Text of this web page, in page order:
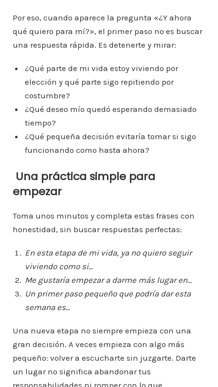
Por eso, cuando aparece la pregunta «¿Y ahora
qué quiero para mí?», el primer paso no es buscar
una respuesta rápida. Es detenerte y mirar:
¿Qué parte de mi vida estoy viviendo por
elección y qué parte sigo repitiendo por
costumbre?
¿Qué deseo mío quedó esperando demasiado
tiempo?
¿Qué pequeña decisión evitaría tomar si sigo
funcionando como hasta ahora?
Una práctica simple para
empezar
Toma unos minutos y completa estas frases con
honestidad, sin buscar respuestas perfectas:
En esta etapa de mi vida, ya no quiero seguir
viviendo como si…
Me gustaría empezar a darme más lugar en…
Un primer paso pequeño que podría dar esta
semana es…
Una nueva etapa no siempre empieza con una
gran decisión. A veces empieza con algo más
pequeño: volver a escucharte sin juzgarte. Darte
un lugar no significa abandonar tus